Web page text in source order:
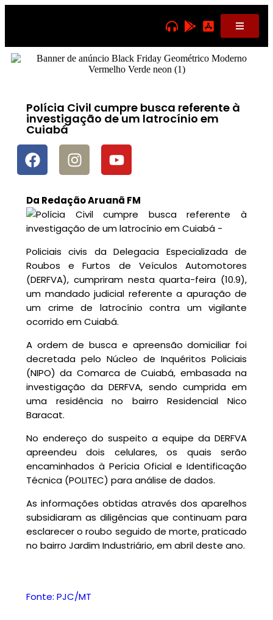
Polícia Civil cumpre busca referente à
investigação de um latrocínio em
Cuiabá
Da Redação Aruanã FM
Policiais civis da Delegacia Especializada de
Roubos e Furtos de Veículos Automotores
(DERFVA), cumpriram nesta quarta-feira (10.9),
um mandado judicial referente a apuração de
um crime de latrocínio contra um vigilante
ocorrido em Cuiabá.
A ordem de busca e apreensão domiciliar foi
decretada pelo Núcleo de Inquéritos Policiais
(NIPO) da Comarca de Cuiabá, embasada na
investigação da DERFVA, sendo cumprida em
uma residência no bairro Residencial Nico
Baracat.
No endereço do suspeito a equipe da DERFVA
apreendeu dois celulares, os quais serão
encaminhados à Perícia Oficial e Identificação
Técnica (POLITEC) para análise de dados.
As informações obtidas através dos aparelhos
subsidiaram as diligências que continuam para
esclarecer o roubo seguido de morte, praticado
no bairro Jardim Industriário, em abril deste ano.
Fonte: PJC/MT